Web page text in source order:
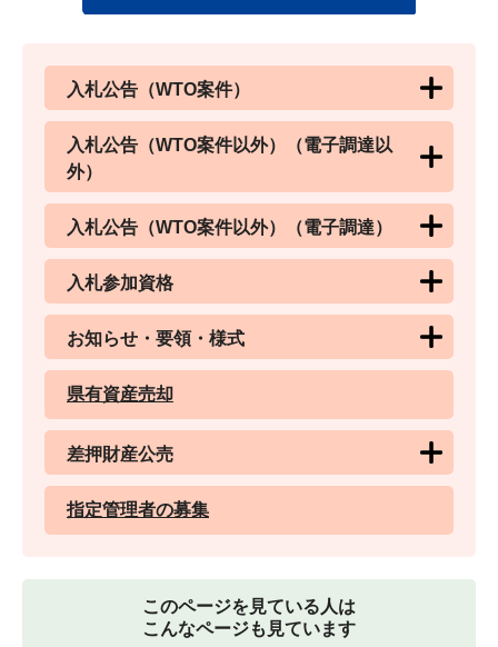
入札公告（WTO案件）
入札公告（WTO案件以外）（電子調達以
外）
入札公告（WTO案件以外）（電子調達）
入札参加資格
お知らせ・要領・様式
県有資産売却
差押財産公売
指定管理者の募集
このページを見ている人は
こんなページも見ています